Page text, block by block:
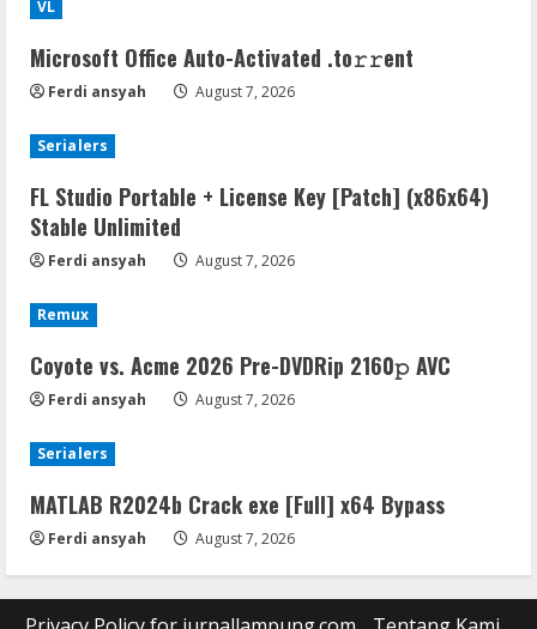
VL
Microsoft Office Auto-Activated .tо𝚛𝚛еnt
Ferdi ansyah August 7, 2026
Serialers
FL Studio Portable + License Key [Patch] (x86x64)
Stable Unlimited
Ferdi ansyah August 7, 2026
Remux
Coyote vs. Acme 2026 Pre-DVDRip 2160𝚙 AVC
Ferdi ansyah August 7, 2026
Serialers
MATLAB R2024b Crack exe [Full] x64 Bypass
Ferdi ansyah August 7, 2026